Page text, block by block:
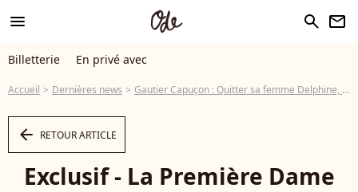
menu search newsletter
Billetterie En privé avec
Accueil Dernières news Gautier Capuçon : Quitter sa femme Delphine, son "erreur de jeunesse"...
arrow_left RETOUR ARTICLE
Exclusif - La Première Dame